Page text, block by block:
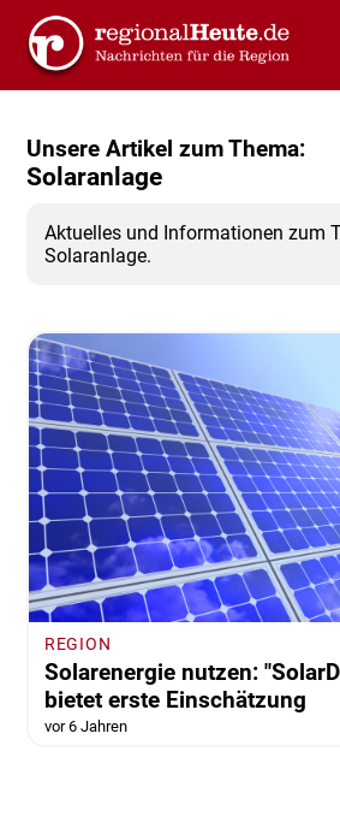
Unsere Artikel zum Thema:
Solaranlage
Aktuelles und Informationen zum
Solaranlage.
REGION
Solarenergie nutzen:
bietet erste Einschätzung
vor 6 Jahren